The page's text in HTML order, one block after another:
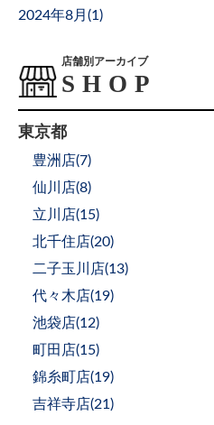
2024年8月(1 )
店舗別アーカイブ
東京都
豊洲店(7)
仙川店(8)
立川店(15)
北千住店(20)
二子玉川店(13)
代々木店(19)
池袋店(12)
町田店(15)
錦糸町店(19)
吉祥寺店(21 )